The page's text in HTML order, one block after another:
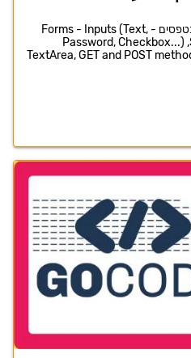
JavaScript - טיפול בטפסים - Forms - Inputs (Text,
Password, Checkbox...)
TextArea, GET and POST